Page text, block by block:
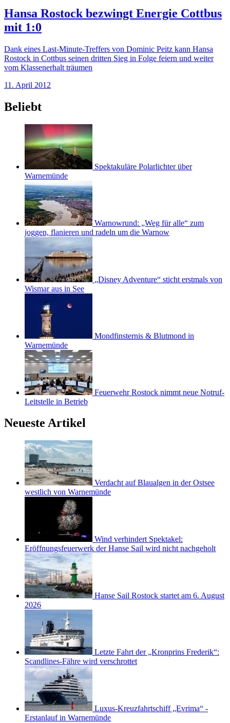
Hansa Rostock bezwingt Energie Cottbus
mit 1:0
Dank eines Last-Minute-Treffers von Dominic Peitz kann Hansa
Rostock in Cottbus seinen dritten Sieg in Folge feiern und weiter
vom Klassenerhalt träumen
11. April 2012
Beliebt
Spektakuläre Polarlichter über
Warnemünde
Warnowrund: „Weg für alle“ zum
joggen, flanieren und radeln um die Warnow
„Disney Adventure“ sticht erstmals von
Wismar aus in See
Mondfinsternis & Blutmond in
Warnemünde
Feuerwehr Rostock nimmt neue Notruf-
Leitstelle in Betrieb
Neueste Artikel
Verdacht auf Blaualgen in der Ostsee
westlich von Warnemünde
Wind verhindert Spektakel:
Eröffnungsfeuerwerk der Hanse Sail wird nicht nachgeholt
Hanse Sail Rostock startet am 6. August
2026
Letzte Fahrt der „Kronprins Frederik“:
Scandlines-Fähre wird verschrottet
Luxus-Kreuzfahrtschiff „Evrima“ -
Erstanlauf in Warnemünde